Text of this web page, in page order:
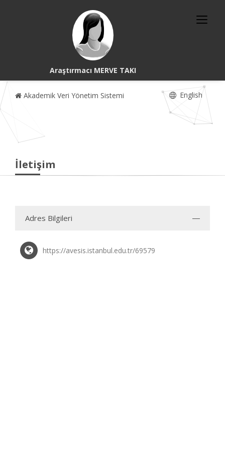
Araştırmacı MERVE TAKI
Akademik Veri Yönetim Sistemi English
İletişim
Adres Bilgileri
https://avesis.istanbul.edu.tr/69579